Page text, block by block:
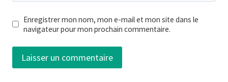
Enregistrer mon nom, mon e-mail et mon site dans le
navigateur pour mon prochain commentaire.